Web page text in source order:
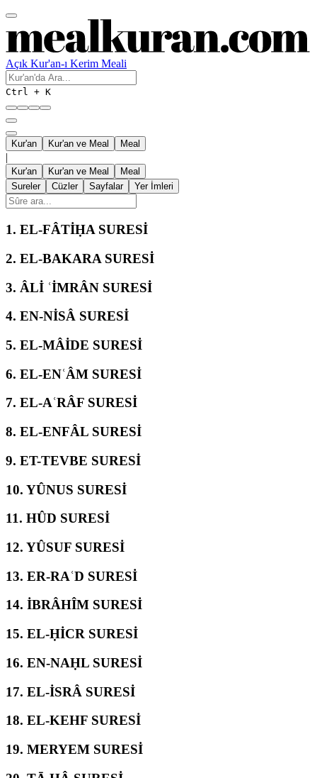
Açık Kur'an-ı Kerim Meali
Ctrl + K
Kur'an Kur'an ve Meal Meal
|
Kur'an Kur'an ve Meal
Meal
Sureler
Cüzler Sayfalar Yer İmleri
1. EL-FÂTİḤA SURESİ
2. EL-BAKARA SURESİ
3. ÂLİ ʿİMRÂN SURESİ
4. EN-NİSÂ SURESİ
5. EL-MÂİDE SURESİ
6. EL-ENʿÂM SURESİ
7. EL-AʿRÂF SURESİ
8. EL-ENFÂL SURESİ
9. ET-TEVBE SURESİ
10. YÛNUS SURESİ
11. HÛD SURESİ
12. YÛSUF SURESİ
13. ER-RAʿD SURESİ
14. İBRÂHÎM SURESİ
15. EL-ḤİCR SURESİ
16. EN-NAḤL SURESİ
17. EL-İSRÂ SURESİ
18. EL-KEHF SURESİ
19. MERYEM SURESİ